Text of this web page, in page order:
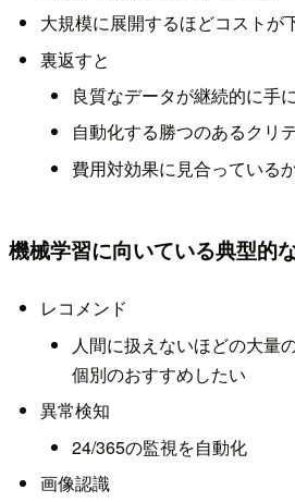
大規模に展開するほどコストが
裏返すと
良質なデータが継続的に手
自動化する勝つのあるクリ
費用対効果に見合っている
機械学習に向いている典型的
レコメンド
人間に扱えないほどの大量
個別のおすすめしたい
異常検知
24/365の監視を自動化
画像認識